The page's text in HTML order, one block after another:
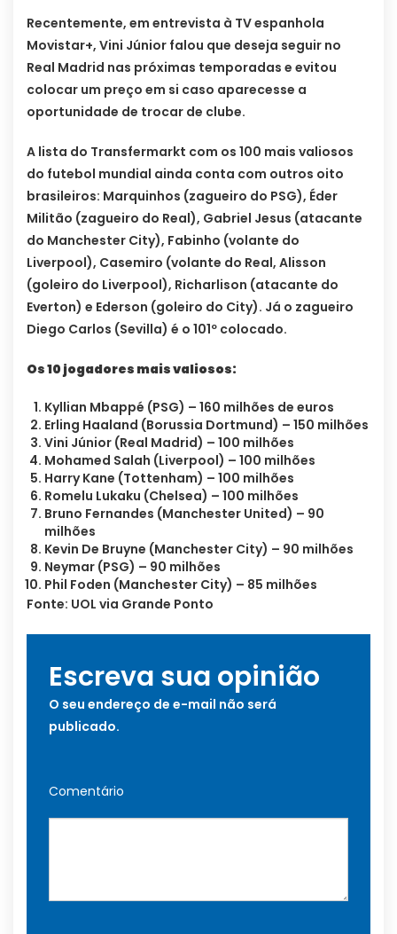
Recentemente, em entrevista à TV espanhola
Movistar+, Vini Júnior falou que deseja seguir no
Real Madrid nas próximas temporadas e evitou
colocar um preço em si caso aparecesse a
oportunidade de trocar de clube.
A lista do Transfermarkt com os 100 mais valiosos
do futebol mundial ainda conta com outros oito
brasileiros: Marquinhos (zagueiro do PSG), Éder
Militão (zagueiro do Real), Gabriel Jesus (atacante
do Manchester City), Fabinho (volante do
Liverpool), Casemiro (volante do Real, Alisson
(goleiro do Liverpool), Richarlison (atacante do
Everton) e Ederson (goleiro do City). Já o zagueiro
Diego Carlos (Sevilla) é o 101º colocado.
Os 10 jogadores mais valiosos:
Kyllian Mbappé (PSG) – 160 milhões de euros
Erling Haaland (Borussia Dortmund) – 150 milhões
Vini Júnior (Real Madrid) – 100 milhões
Mohamed Salah (Liverpool) – 100 milhões
Harry Kane (Tottenham) – 100 milhões
Romelu Lukaku (Chelsea) – 100 milhões
Bruno Fernandes (Manchester United) – 90
milhões
Kevin De Bruyne (Manchester City) – 90 milhões
Neymar (PSG) – 90 milhões
Phil Foden (Manchester City) – 85 milhões
Fonte: UOL via Grande Ponto
Escreva sua opinião
O seu endereço de e-mail não será
publicado.
Comentário